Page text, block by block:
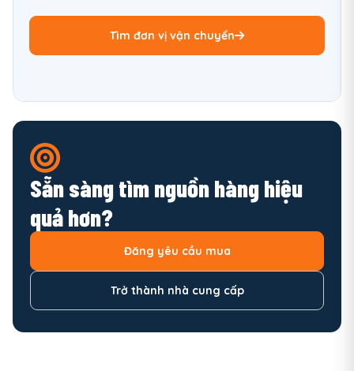
Tìm đơn vị vận chuyển
Sẵn sàng tìm nguồn hàng hiệu
quả hơn?
Đăng yêu cầu mua
Trở thành nhà cung cấp